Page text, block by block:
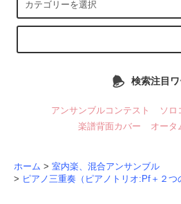
検索注目
アンサンブルコンテスト ソロ
楽譜背面カバー
オータ
ホーム > 室内楽、混合アンサンブル
> ピアノ三重奏（ピアノトリオ:Pf＋２つ